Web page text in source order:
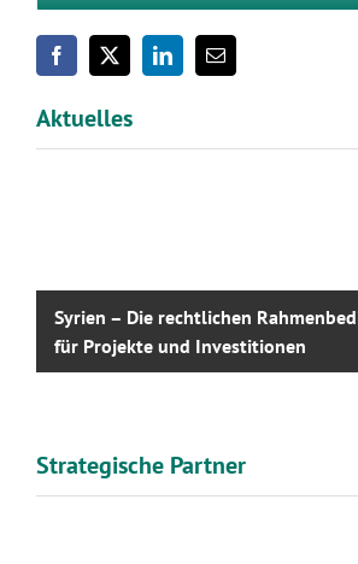
Aktuelles
Syrien – Die rechtlichen
für Projekte und Investitionen
Strategische Partner